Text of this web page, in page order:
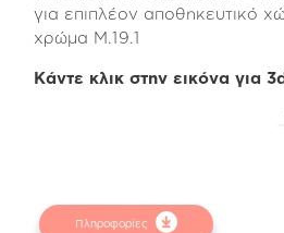
για επιπλέον αποθηκευτικό
χρώμα Μ.19.1
Κάντε κλικ στην εικόνα για
Το κρεβάτι Cosmos είναι
χρώμα.
Πληροφορίες